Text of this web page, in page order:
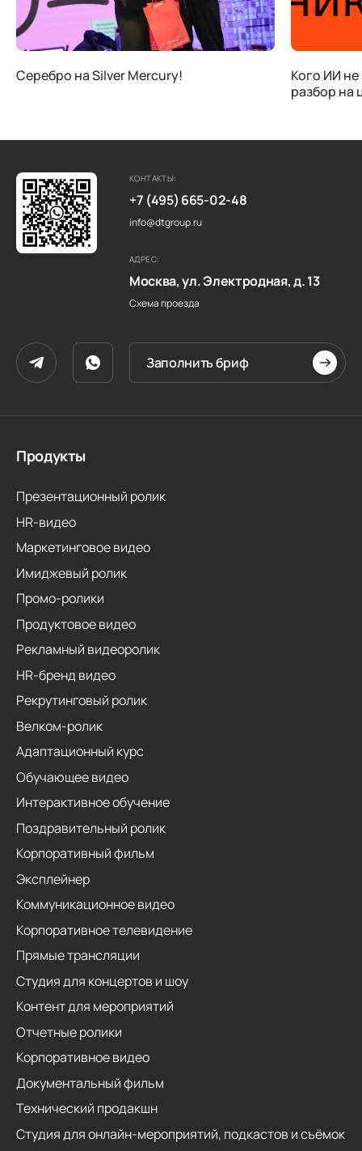
Серебро на Silver Mercury!
Кого ИИ
разбор на
КОНТАКТЫ:
+7 (495) 665-02-48
info@dtgroup.ru
АДРЕС:
Москва, ул. Электродная, д. 13
Схема проезда
Заполнить бриф
Продукты
Презентационный ролик
HR-видео
Маркетинговое видео
Имиджевый ролик
Промо-ролики
Продуктовое видео
Рекламный видеоролик
HR-бренд видео
Рекрутинговый ролик
Велком-ролик
Адаптационный курс
Обучающее видео
Интерактивное обучение
Поздравительный ролик
Корпоративный фильм
Эксплейнер
Коммуникационное видео
Корпоративное телевидение
Прямые трансляции
Студия для концертов и шоу
Контент для мероприятий
Отчетные ролики
Корпоративное видео
Документальный фильм
Технический продакшн
Студия для онлайн-мероприятий, подкастов и съёмок